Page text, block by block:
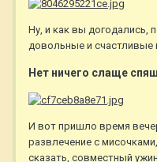
Ну, и как вы догодались,
довольные и счастливые
Нет ничего слаще
И вот пришло время
развлечение с
сказать, совместный